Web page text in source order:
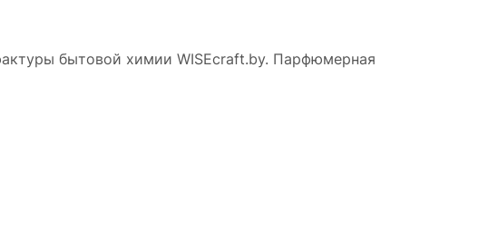
бытовой химии WISEcraft.by. Парфюмерная